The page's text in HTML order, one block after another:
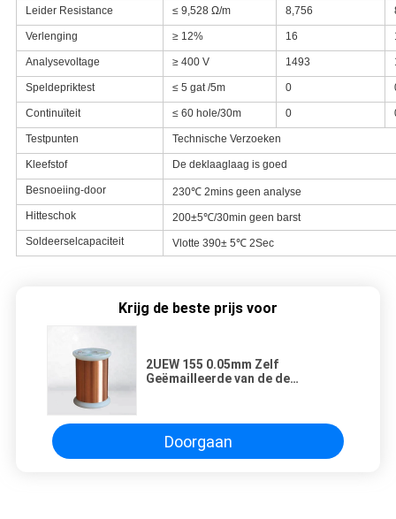
Leider Resistance ≤ 9,528 Ω/m 8,756
Verlenging ≥ 12% 16
Analysevoltage ≥ 400 V 1493
Speldepriktest ≤ 5 gat /5m 0
Continuïteit ≤ 60 hole/30m 0
Testpunten Technische Verzoeken
Kleefstof De deklaaglaag is goed
Besnoeiing-door
230℃ 2mins geen analyse
Hitteschok
200±5℃/30min geen barst
Soldeerselcapaciteit
Vlotte 390± 5℃ 2Sec
Krijg de beste prijs voor
2UEW 155 0.05mm Zelf
Geëmailleerde van de de
Doorgaan